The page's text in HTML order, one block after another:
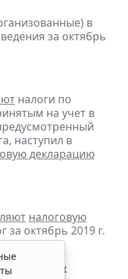
в
за октябрь
налоги по
на учет в
наступил в
декларацию
налоговую
за октябрь 2019 г.
водных